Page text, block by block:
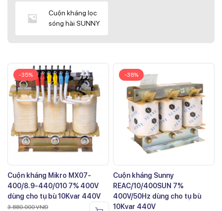
Cuộn kháng lọc
sóng hài SUNNY
-35%
Cuộn kháng Mikro MX07-
400/8.9-440/010 7% 400V
dùng cho tụ bù 10Kvar 440V
3.880.000VNĐ
-38%
Cuộn kháng Sunny
REAC/10/400SUN 7%
400V/50Hz dùng cho tụ bù
10Kvar 440V